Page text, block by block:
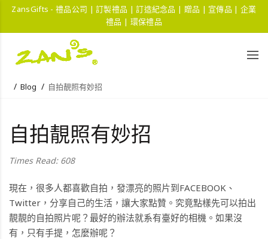
ZansGifts - 禮品公司 | 訂製禮品 | 訂造紀念品 | 贈品 | 宣傳品 | 企業
禮品 | 環保禮品
Blog 自拍靚照有妙招
自拍靚照有妙招
Times Read: 608
現在，很多人都喜歡自拍，發漂亮的照片到FACEBOOK、
Twitter，分享自己的生活，讓大家點贊。究竟點樣先可以拍出
靚靚的自拍照片呢？最好的辦法就系有臺好的相機。如果沒
有，只有手提，怎麼辦呢？